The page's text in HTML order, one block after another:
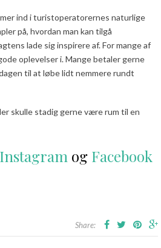
ind i turistoperatorernes naturlige
på, hvordan man kan tilgå
lade sig inspirere af. For mange af
oplevelser i. Mange betaler gerne
til at løbe lidt nemmere rundt
skulle stadig gerne være rum til en
Instagram og Facebook
Share: